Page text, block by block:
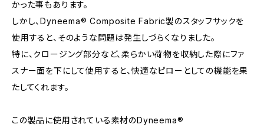
かった事もあります。
しかし、Dyneema® Composite Fabric製のスタッフサックを
使用すると、そのような問題は発生しづらくなりました。
特に、クロージング部分など、柔らかい荷物を収納した際にファ
スナー面を下にして使用すると、快適なピローとしての機能を果
たしてくれます。
この製品に使用されている素材のDyneema®